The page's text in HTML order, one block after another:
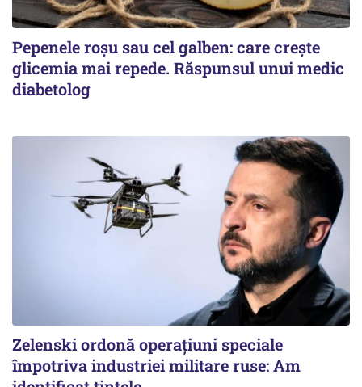
Pepenele roșu sau cel galben: care crește
glicemia mai repede. Răspunsul unui medic
diabetolog
Zelenski ordonă operațiuni speciale
împotriva industriei militare ruse: Am